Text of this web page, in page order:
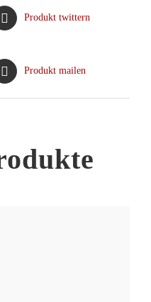
Produkt twittern
Produkt mailen